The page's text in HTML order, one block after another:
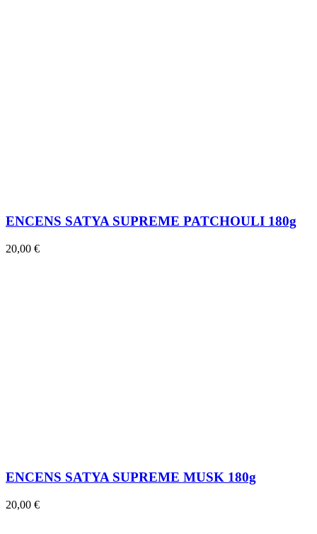
ENCENS SATYA SUPREME PATCHOULI 180g
20,00 €
ENCENS SATYA SUPREME MUSK 180g
20,00 €